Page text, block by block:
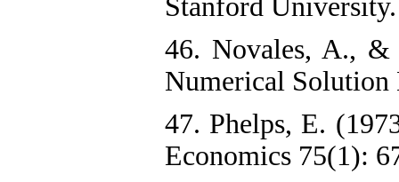
Stanford University.
46. Novales, A., &
Numerical Solution
47. Phelps, E.
Economics 75(1):